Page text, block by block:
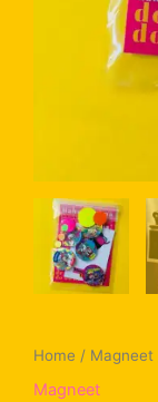
Home / Magneet
Magneet